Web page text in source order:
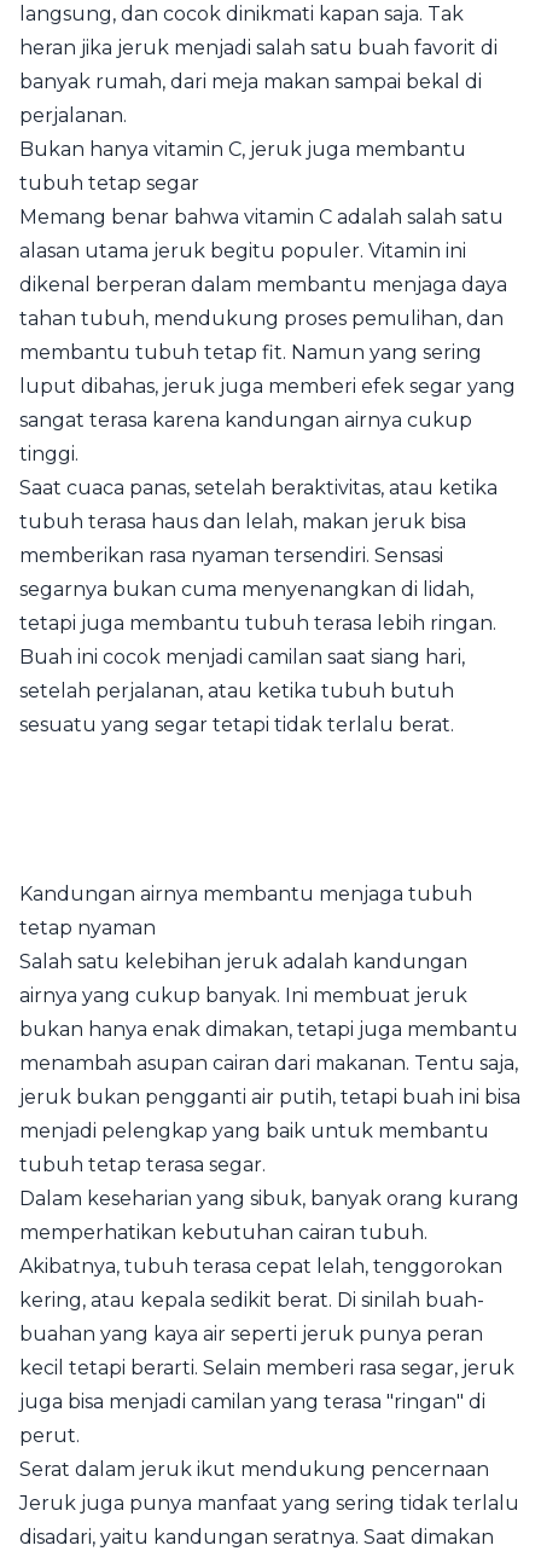
langsung, dan cocok dinikmati kapan saja. Tak
heran jika jeruk menjadi salah satu buah favorit di
banyak rumah, dari meja makan sampai bekal di
perjalanan.
Bukan hanya vitamin C, jeruk juga membantu
tubuh tetap segar
Memang benar bahwa vitamin C adalah salah satu
alasan utama jeruk begitu populer. Vitamin ini
dikenal berperan dalam membantu menjaga daya
tahan tubuh, mendukung proses pemulihan, dan
membantu tubuh tetap fit. Namun yang sering
luput dibahas, jeruk juga memberi efek segar yang
sangat terasa karena kandungan airnya cukup
tinggi.
Saat cuaca panas, setelah beraktivitas, atau ketika
tubuh terasa haus dan lelah, makan jeruk bisa
memberikan rasa nyaman tersendiri. Sensasi
segarnya bukan cuma menyenangkan di lidah,
tetapi juga membantu tubuh terasa lebih ringan.
Buah ini cocok menjadi camilan saat siang hari,
setelah perjalanan, atau ketika tubuh butuh
sesuatu yang segar tetapi tidak terlalu berat.
Kandungan airnya membantu menjaga tubuh
tetap nyaman
Salah satu kelebihan jeruk adalah kandungan
airnya yang cukup banyak. Ini membuat jeruk
bukan hanya enak dimakan, tetapi juga membantu
menambah asupan cairan dari makanan. Tentu saja,
jeruk bukan pengganti air putih, tetapi buah ini bisa
menjadi pelengkap yang baik untuk membantu
tubuh tetap terasa segar.
Dalam keseharian yang sibuk, banyak orang kurang
memperhatikan kebutuhan cairan tubuh.
Akibatnya, tubuh terasa cepat lelah, tenggorokan
kering, atau kepala sedikit berat. Di sinilah buah-
buahan yang kaya air seperti jeruk punya peran
kecil tetapi berarti. Selain memberi rasa segar, jeruk
juga bisa menjadi camilan yang terasa "ringan" di
perut.
Serat dalam jeruk ikut mendukung pencernaan
Jeruk juga punya manfaat yang sering tidak terlalu
disadari, yaitu kandungan seratnya. Saat dimakan